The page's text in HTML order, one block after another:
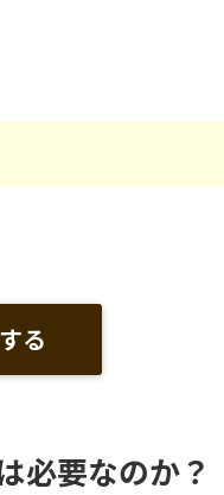
る
必要なのか？